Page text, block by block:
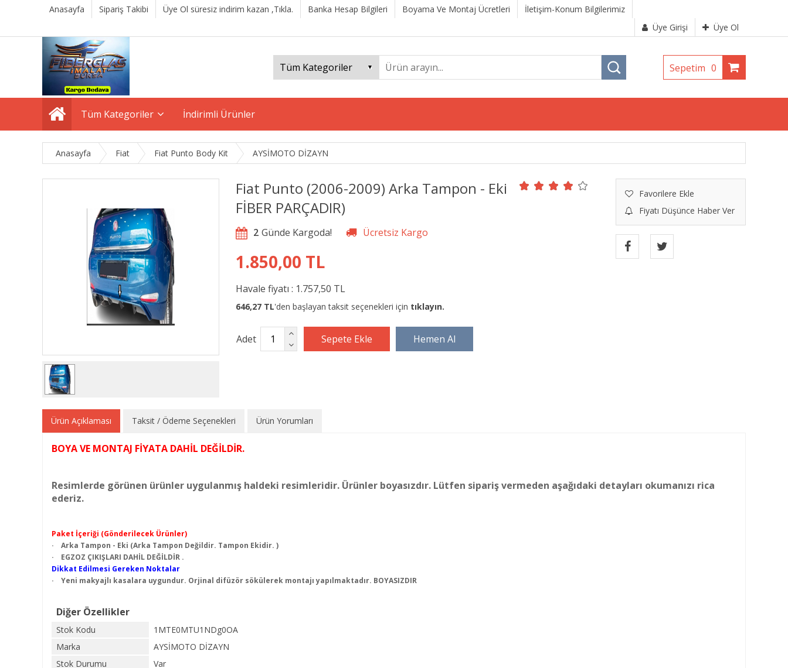
Anasayfa Sipariş Takibi Üye Ol süresiz indirim kazan ,Tıkla. Banka Hesap Bilgileri Boyama Ve Montaj Ücretleri
İletişim-Konum Bilgilerimiz
Üye Girişi
Üye Ol
Sepetim 0
Tüm Kategoriler İndirimli Ürünler
Anasayfa Fiat Fiat Punto Body Kit AYSİMOTO DİZAYN
Fiat Punto (2006-2009) Arka Tampon - Eki
FİBER PARÇADIR)
Favorilere Ekle
Fiyatı Düşünce Haber Ver
2
1.850,00 TL
Havale fiyatı : 1.757,50 TL
646,27 TL'den başlayan taksit seçenekleri için tıklayın.
Adet
Ürün Açıklaması Taksit / Ödeme Seçenekleri Ürün Yorumları
BOYA VE MONTAJ FİYATA DAHİL DEĞİLDİR.
Resimlerde görünen ürünler uygulanmış haldeki resimleridir. Ürünler boyasızdır. Lütfen sipariş vermeden aşağıdaki detayları okumanızı rica
ederiz.
Paket İçeriği (Gönderilecek Ürünler)
· Arka Tampon - Eki (Arka Tampon Değildir. Tampon Ekidir. )
· EGZOZ ÇIKIŞLARI DAHİL DEĞİLDİR .
Dikkat Edilmesi Gereken Noktalar
· Yeni makyajlı kasalara uygundur. Orjinal difüzör sökülerek montajı yapılmaktadır. BOYASIZDIR
Diğer Özellikler
Stok Kodu
1MTE0MTU1NDg0OA
Marka
AYSİMOTO DİZAYN
Stok Durumu
Var